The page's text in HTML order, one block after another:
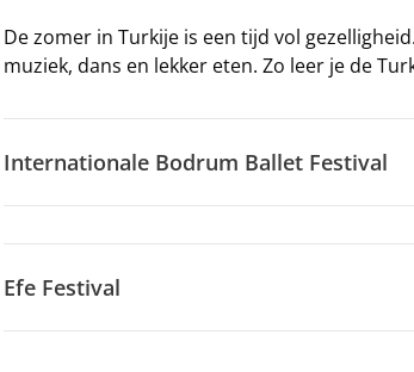
De zomer in Turkije is een tijd vol
muziek, dans en lekker eten. Zo leer je de
Internationale Bodrum Ballet Festival
Efe Festival